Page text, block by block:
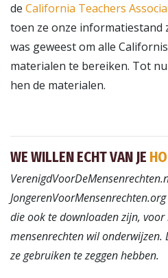
de California Teachers
toen ze onze informatiestand
was geweest om alle
materialen te bereiken. Tot
hen de materialen.
WE WILLEN ECHT VAN JE
die ook te downloaden zijn, voor
mensenrechten wil onderwijzen.
ze gebruiken te zeggen hebben.